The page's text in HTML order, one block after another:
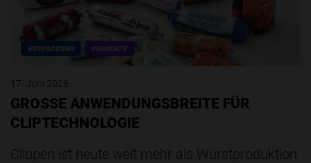
VERPACKUNG PRODUKTE
17. Juni 2026
GROSSE ANWENDUNGSBREITE FÜR
CLIPTECHNOLOGIE
Clippen ist heute weit mehr als Wurstproduktion